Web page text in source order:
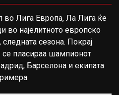
Лига Европа, Ла Лига ќе
во најелитното европско
сезона. Покрај
пласираа шампионот
Барселона и екипата